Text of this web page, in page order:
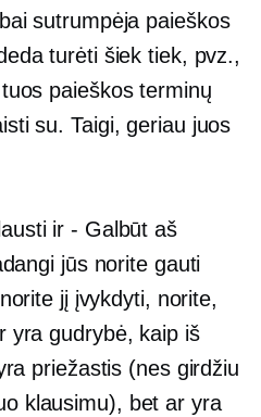
sutrumpėja paieškos
turėti šiek tiek, pvz.,
paieškos terminų
su. Taigi, geriau juos
ir- Galbūt aš
jūs norite gauti
jį įvykdyti, norite,
yra gudrybė, kaip iš
priežastis (nes girdžiu
klausimu), bet ar yra